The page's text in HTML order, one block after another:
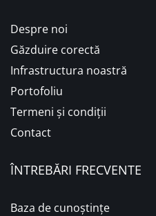
Despre noi
Găzduire corectă
Infrastructura noastră
Portofoliu
Termeni și condiții
Contact
ÎNTREBĂRI FRECVENTE
Baza de cunoștințe